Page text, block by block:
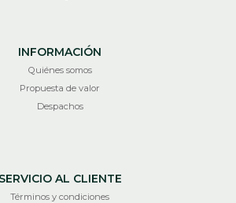
INFORMACIÓN
Quiénes somos
Propuesta de valor
Despachos
SERVICIO AL CLIENTE
Términos y condiciones